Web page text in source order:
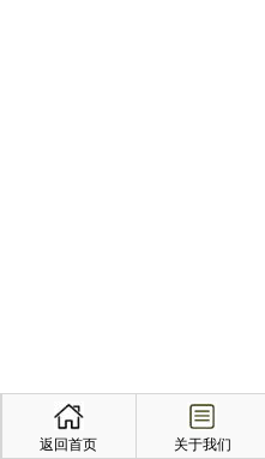
返回首页 关于我们